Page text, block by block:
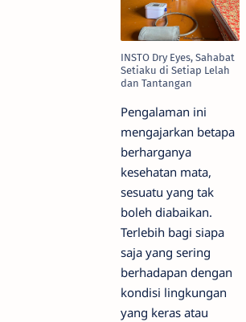
INSTO Dry Eyes, Sahabat
Setiaku di Setiap Lelah
dan Tantangan
Pengalaman ini
mengajarkan betapa
berharganya
kesehatan mata,
sesuatu yang tak
boleh diabaikan.
Terlebih bagi siapa
saja yang sering
berhadapan dengan
kondisi lingkungan
yang keras atau